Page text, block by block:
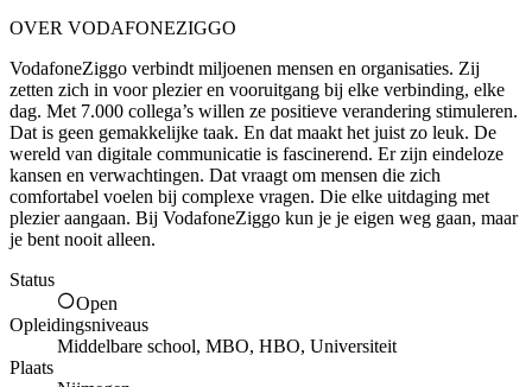
OVER VODAFONEZIGGO
VodafoneZiggo verbindt miljoenen mensen en organisaties. Zij
zetten zich in voor plezier en vooruitgang bij elke verbinding, elke
dag. Met 7.000 collega’s willen ze positieve verandering stimuleren.
Dat is geen gemakkelijke taak. En dat maakt het juist zo leuk. De
wereld van digitale communicatie is fascinerend. Er zijn eindeloze
kansen en verwachtingen. Dat vraagt om mensen die zich
comfortabel voelen bij complexe vragen. Die elke uitdaging met
plezier aangaan. Bij VodafoneZiggo kun je je eigen weg gaan, maar
je bent nooit alleen.
Status
Open
Opleidingsniveaus
Middelbare school, MBO, HBO, Universiteit
Plaats